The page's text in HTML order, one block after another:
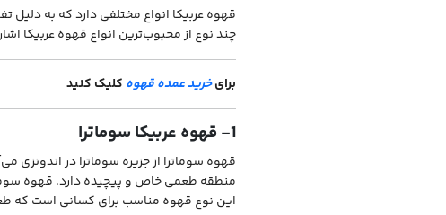
قهوه عربیکا انواع مختلفی دارد که به
چند نوع از محبوب‌ترین انواع قهوه عربیکا
برایخرید عمده قهوه کلیک کنید
1- قهوه عربیکا سوماترا
قهوه سوماترا از جزیره سوماترا در
منطقه طعمی خاص و پیچیده دارد. قهوه
این نوع قهوه مناسب برای کسانی است که